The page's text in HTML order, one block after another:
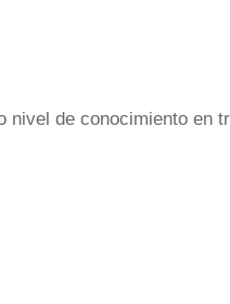
de conocimiento en